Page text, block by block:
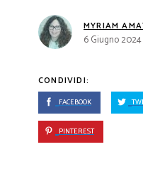
MYRIAM
6 Giugno 2024
CONDIVIDI:
FACEBOOK
PINTEREST